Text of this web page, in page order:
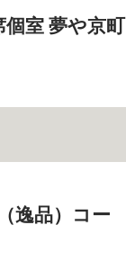
室 夢や京町
逸品）コー